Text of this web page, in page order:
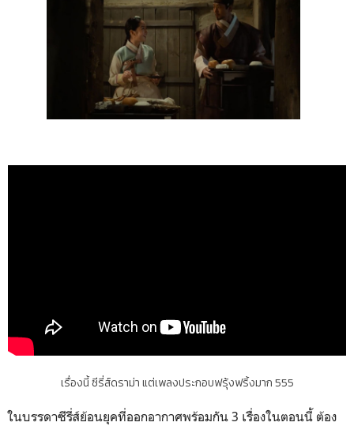
เรื่องนี้ ซีรี่ส์ดราม่า แต่เพลงประกอบฟรุ้งฟริ้งมาก 555
ในบรรดาซีรี่ส์ย้อนยุคที่ออกอากาศพร้อมกัน 3 เรื่องในตอนนี้ ต้อง